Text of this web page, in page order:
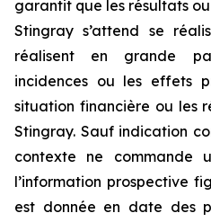
garantit que les résultats
Stingray s’attend se
réalisent en grande
incidences ou les effets
situation financière ou les
Stingray. Sauf indication
contexte ne commande
l’information prospective
est donnée en date des